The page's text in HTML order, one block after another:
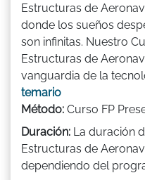
Estructuras de
donde los sueños
son infinitas. Nuestro
Estructuras de
vanguardia de la
temario
Método: Curso FP
Duración: La duración
Estructuras de
dependiendo del